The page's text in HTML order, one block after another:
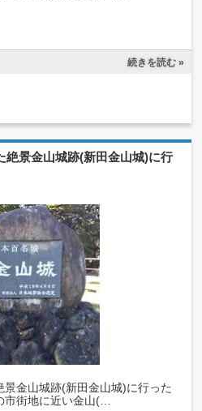
続きを読む »
金山城跡(新田金山城)に行った
市街地に近い金山(…